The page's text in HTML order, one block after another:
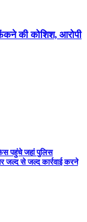
की कोशिश, आरोपी
पहुंचे जहां पुलिस
जल्द से जल्द कार्रवाई करने